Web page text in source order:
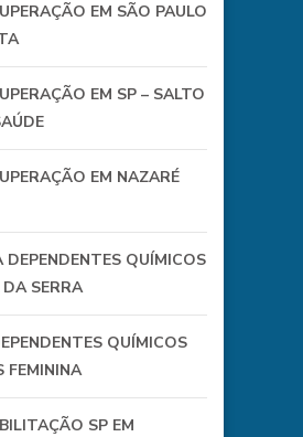
EM SÃO PAULO
EM SP – SALTO
EM NAZARÉ
QUÍMICOS
SERRA
QUÍMICOS
FEMININA
SP EM